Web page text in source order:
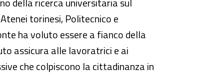
torinesi, Politecnico e
ha voluto essere a fianco della
assicura alle lavoratrici e ai
che colpiscono la cittadinanza in